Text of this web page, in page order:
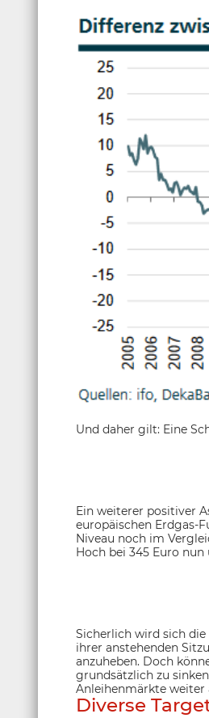
Und daher gilt: Eine
Ein weiterer positiver
europäischen Erdgas-
Niveau noch im
Hoch bei 345 Euro
Sicherlich wird sich
ihrer anstehenden
anzuheben. Doch
grundsätzlich zu
Anleihenmärkte weiter
Diverse